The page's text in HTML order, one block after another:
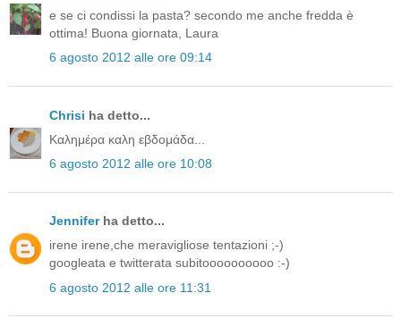
e se ci condissi la pasta? secondo me anche fredda è
ottima! Buona giornata, Laura
6 agosto 2012 alle ore 09:14
Chrisi ha detto...
Καλημέρα καλη εβδομάδα...
6 agosto 2012 alle ore 10:08
Jenniferha detto...
irene irene,che meravigliose tentazioni ;-)
googleata e twitterata subitoooooooooo :-)
6 agosto 2012 alle ore 11:31